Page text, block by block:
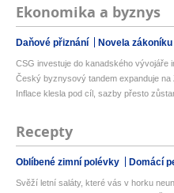
Ekonomika a byznys
Daňové přiznání Novela
CSG investuje do kanadského vývojáře
Český byznysový tandem expanduje na
Inflace klesla pod cíl, sazby přesto
Recepty
Oblíbené zimní polévky Domácí
Svěží letní saláty, které vás v horku